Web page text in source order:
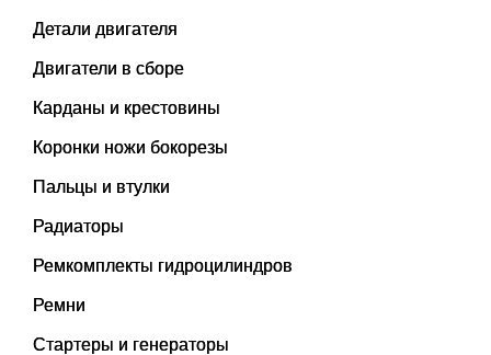
Детали двигателя
Двигатели в сборе
Карданы и крестовины
Коронки ножи бокорезы
Пальцы и втулки
Радиаторы
Ремкомплекты гидроцилиндров
Ремни
Стартеры и генераторы